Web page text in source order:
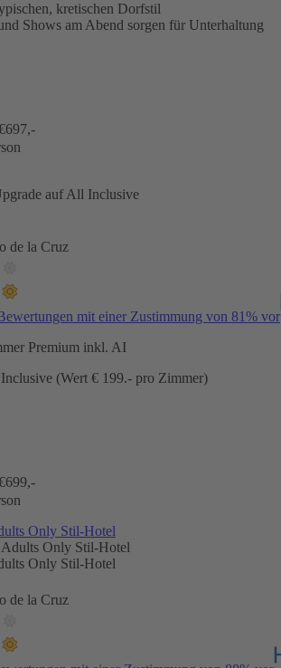
kretischen Dorfstil
Shows am Abend sorgen für Unterhaltung
697,-
auf All Inclusive
de la Cruz
mit einer Zustimmung von 81% vor
Premium inkl. AI
(Wert € 199.- pro Zimmer)
699,-
Only Stil-Hotel
Only Stil-Hotel
de la Cruz